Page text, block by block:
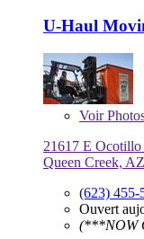
U-Haul
Voir
21617 E Ocotillo
Queen Creek,
(623) 455-
Ouvert
(***NOW